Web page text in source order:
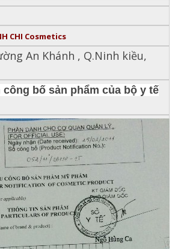
CHI Cosmetics
An Khánh , Q.Ninh kiều,
bố sản phẩm của bộ y tế